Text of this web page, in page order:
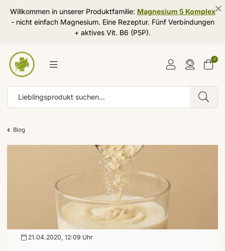
Willkommen in unserer Produktfamilie: Magnesium 5 Komplex
- nicht einfach Magnesium. Eine Rezeptur. Fünf Verbindungen
+ aktives Vit. B6 (P5P).
0
Blog
21.04.2020, 12:09 Uhr